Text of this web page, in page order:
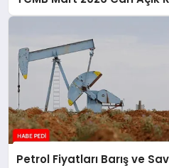
Petrol Fiyatları Barış ve